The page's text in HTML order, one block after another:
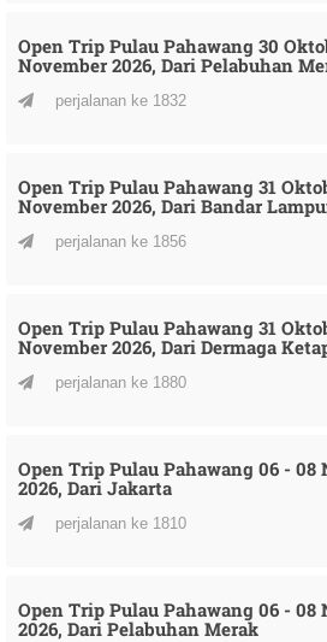
Open Trip Pulau Pahawang 30
November 2026, Dari Pelabuhan
perjalanan ke 1832
Open Trip Pulau Pahawang 31
November 2026, Dari Bandar
perjalanan ke 1856
Open Trip Pulau Pahawang 31
November 2026, Dari Dermaga
perjalanan ke 1880
Open Trip Pulau Pahawang 06 - 08
2026, Dari Jakarta
perjalanan ke 1810
Open Trip Pulau Pahawang 06 - 08
2026, Dari Pelabuhan Merak